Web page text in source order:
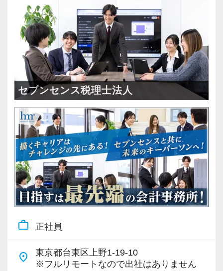
セブンセンス税理士法人
work_outline 正社員
place
東京都台東区上野1-19-10
※フルリモートなので出社はありません